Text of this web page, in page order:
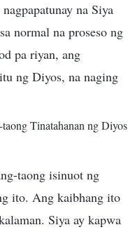
na Siya
normal na proseso ng
pa riyan, ang
ng Diyos, na naging
Tinatahanan ng Diyos
taong isinuot ng
ito. Ang kaibhang ito
Siya ay kapwa